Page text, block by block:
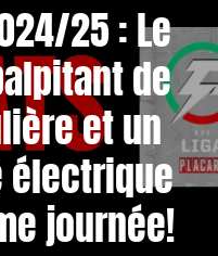
25 : Le
de
et un
électrique
journée!